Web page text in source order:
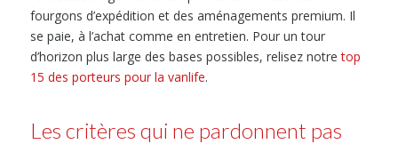
fourgons d’expédition et des aménagements premium. Il
se paie, à l’achat comme en entretien. Pour un tour
d’horizon plus large des bases possibles, relisez notretop
15 des porteurs pour la vanlife.
Les critères qui ne pardonnent pas